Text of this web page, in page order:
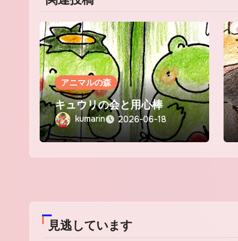
アニマルの森
キュウリの会と用心棒
kumarin 2026-06-18
見逃しています